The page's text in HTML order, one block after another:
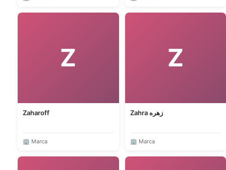
Z
Zaharoff
🏢 Marca
Z
Zahra زهره
🏢 Marca